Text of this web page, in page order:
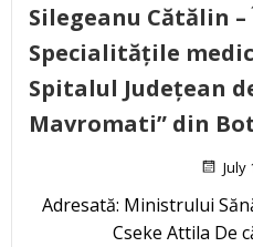
Silegeanu Cătălin
Specialitățile
Spitalul Județean
Mavromati” din
July
Adresată: Ministrului
Cseke Attila De